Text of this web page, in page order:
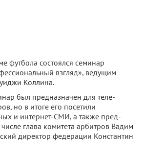
футбола состоялся семи­нар
взгляд», ведущим
Коллина.
был предна­значен для теле-
но в итоге его посетили
и интернет-СМИ, а также пред­
гла­ва комитета арбитров Вадим
ди­ректор федерации Константин